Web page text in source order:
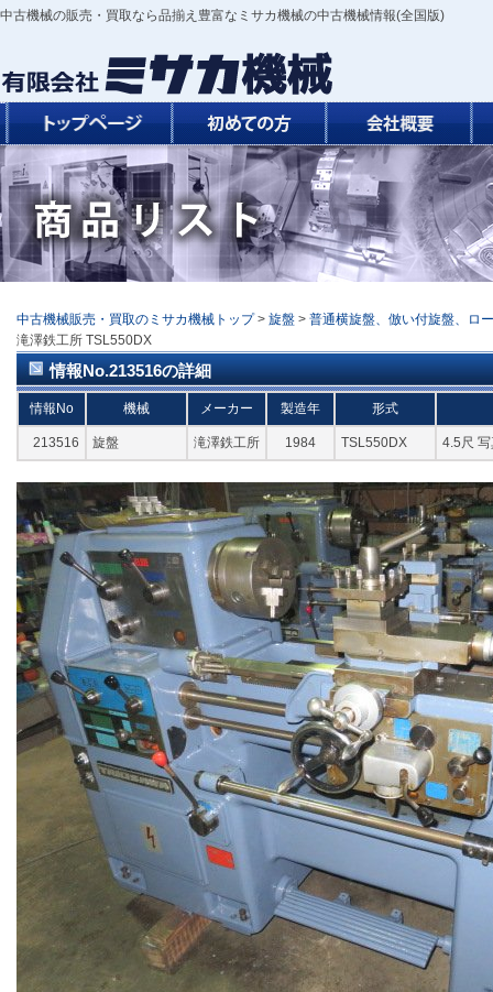
中古機械の販売・買取なら品揃え豊富なミサカ機械の中古機械情報(全国版)
中古機械販売・買取のミサカ機械トップ > 旋盤 > 普通横旋盤、倣い付旋盤、ロ
滝澤鉄工所 TSL550DX
情報No.213516の詳細
情報No 機械 メーカー 製造年 形式
213516 旋盤 滝澤鉄工所 1984 TSL550DX 4.5尺